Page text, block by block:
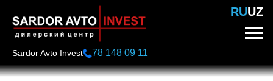
основному
содержанию
RUUZ
Sardor Avto Invest 78 148 09 11